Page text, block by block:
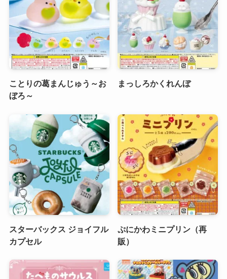
ことりの葛まんじゅう～お
ぼろ～
まっしろかくれんぼ
スターバックス ジョイフル
カプセル
ぷにかわミニプリン（再
販）